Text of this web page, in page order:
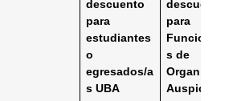
descuento
para
estudiantes
o
egresados/a
s UBA
descuento
para
s de
Organismos
Auspiciantes